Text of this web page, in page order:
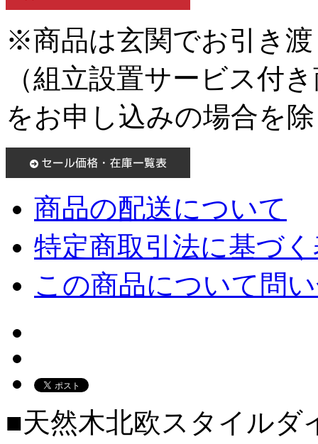
※商品は玄関でお引き
（組立設置サービス付
をお申し込みの場合を
商品の配送について
特定商取引法に基づ
この商品について問
■天然木北欧スタイルダ